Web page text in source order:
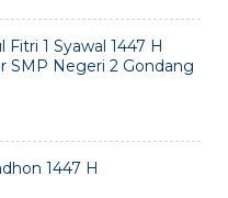
Fitri 1 Syawal 1447 H
SMP Negeri 2 Gondang
1447 H